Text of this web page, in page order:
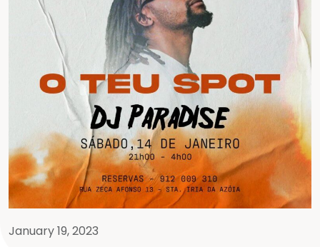
January 19, 2023